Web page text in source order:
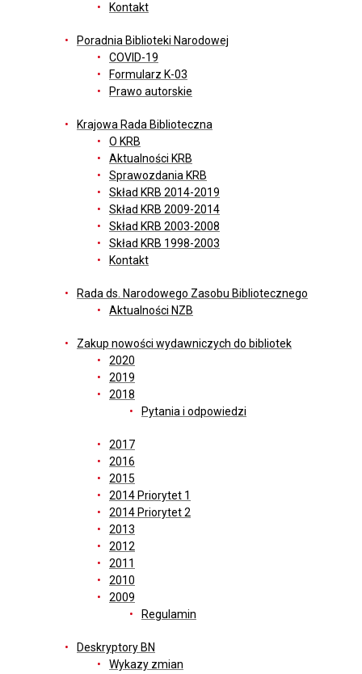
Kontakt
Poradnia Biblioteki Narodowej
COVID-19
Formularz K-03
Prawo autorskie
Krajowa Rada Biblioteczna
O KRB
Aktualności KRB
Sprawozdania KRB
Skład KRB 2014-2019
Skład KRB 2009-2014
Skład KRB 2003-2008
Skład KRB 1998-2003
Kontakt
Rada ds. Narodowego Zasobu Bibliotecznego
Aktualności NZB
Zakup nowości wydawniczych do bibliotek
2020
2019
2018
Pytania i odpowiedzi
2017
2016
2015
2014 Priorytet 1
2014 Priorytet 2
2013
2012
2011
2010
2009
Regulamin
Deskryptory BN
Wykazy zmian